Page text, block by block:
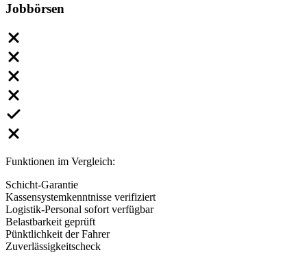
Jobbörsen
Funktionen im Vergleich:
Schicht-Garantie
Kassensystemkenntnisse verifiziert
Logistik-Personal sofort verfügbar
Belastbarkeit geprüft
Pünktlichkeit der Fahrer
Zuverlässigkeitscheck